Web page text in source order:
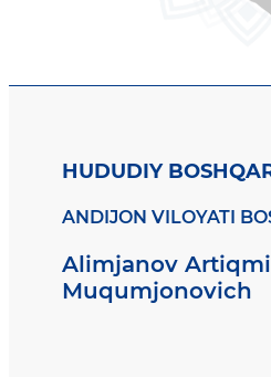
HUDUDIY
ANDIJON VILOYATI
Alimjanov
Muqumjonovich